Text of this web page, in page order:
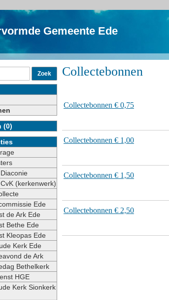
Gemeente Ede
Collectebonnen
Collectebonnen € 0,75
Collectebonnen € 1,00
Collectebonnen € 1,50
Collectebonnen € 2,50
(0)
(kerkenwerk)
Ede
de Ark Ede
Bethe Ede
Kleopas Ede
Kerk Ede
de Ark
Bethelkerk
HGE
Kerk Sionkerk